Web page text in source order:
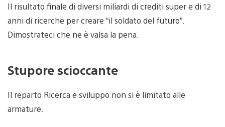
Il risultato finale di diversi miliardi di crediti super e di 12
anni di ricerche per creare “il soldato del futuro”.
Dimostrateci che ne è valsa la pena.
Stupore scioccante
Il reparto Ricerca e sviluppo non si è limitato alle
armature.